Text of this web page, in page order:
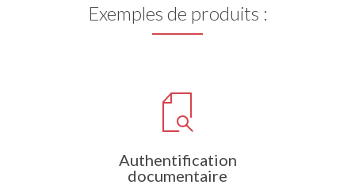
Exemples de produits :
Authentification
documentaire